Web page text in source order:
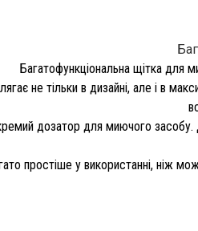
Багатофункціональна щітка для
не тільки в дизайні, але і в
дозатор для миючого засобу.
простіше у використанні, ніж